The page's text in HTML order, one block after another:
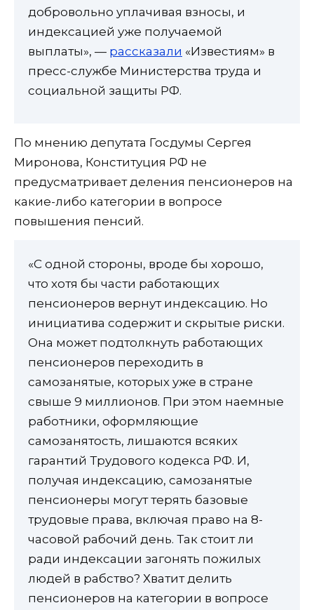
добровольно уплачивая взносы, и
индексацией уже получаемой
выплаты», — рассказали «Известиям» в
пресс-службе Министерства труда и
социальной защиты РФ.
По мнению депутата Госдумы Сергея
Миронова, Конституция РФ не
предусматривает деления пенсионеров на
какие-либо категории в вопросе
повышения пенсий.
«С одной стороны, вроде бы хорошо,
что хотя бы части работающих
пенсионеров вернут индексацию. Но
инициатива содержит и скрытые риски.
Она может подтолкнуть работающих
пенсионеров переходить в
самозанятые, которых уже в стране
свыше 9 миллионов. При этом наемные
работники, оформляющие
самозанятость, лишаются всяких
гарантий Трудового кодекса РФ. И,
получая индексацию, самозанятые
пенсионеры могут терять базовые
трудовые права, включая право на 8-
часовой рабочий день. Так стоит ли
ради индексации загонять пожилых
людей в рабство? Хватит делить
пенсионеров на категории в вопросе